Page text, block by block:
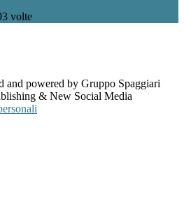
volte
and powered by Gruppo Spaggiari
& New Social Media